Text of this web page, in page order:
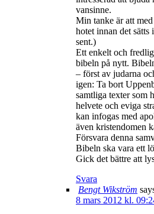
vansinne.
Min tanke är att
hotet innan det
sent.)
Ett enkelt och
bibeln på nytt.
– först av judarna
igen: Ta bort
samtliga texter som
helvete och eviga
kan infogas med
även kristendomen
Försvara denna
Bibeln ska vara ett
Gick det bättre att
Svara
Bengt Wikström
8 mars 2012 kl.